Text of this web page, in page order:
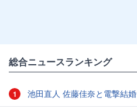
総合ニュースランキング
1 池田直人 佐藤佳奈と電撃結婚